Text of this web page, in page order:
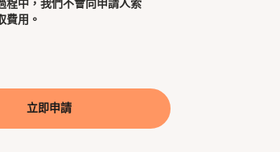
程中，我們不會向申請人索
費用。
立即申請